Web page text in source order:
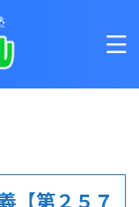
【第２５７